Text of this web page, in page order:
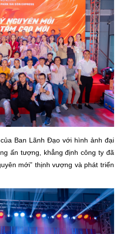
Ban Lãnh Đạo với hình ảnh đại
ấn tượng, khẳng định công ty đã
mới” thịnh vượng và phát triển